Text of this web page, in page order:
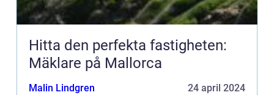
Hitta den perfekta fastigheten:
Mäklare på Mallorca
Malin Lindgren 24 april 2024